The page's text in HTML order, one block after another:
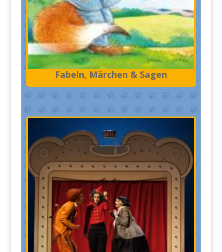
Fabeln, Märchen & Sagen